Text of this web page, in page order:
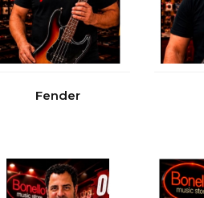
Fender